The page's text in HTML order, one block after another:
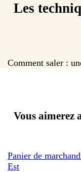
Les
Comment saler :
Vous aimerez
Panier de
Est